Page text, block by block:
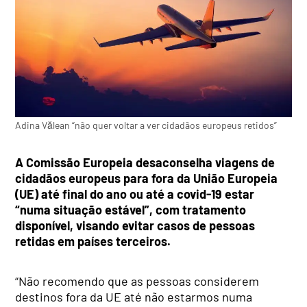
Adina Vălean “não quer voltar a ver cidadãos europeus retidos”
A Comissão Europeia desaconselha viagens de
cidadãos europeus para fora da União Europeia
(UE) até final do ano ou até a covid-19 estar
“numa situação estável”, com tratamento
disponível, visando evitar casos de pessoas
retidas em países terceiros.
“Não recomendo que as pessoas considerem
destinos fora da UE até não estarmos numa